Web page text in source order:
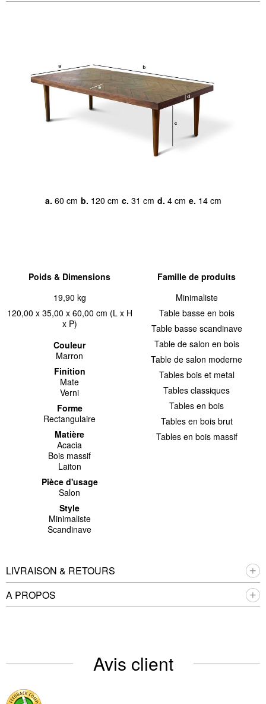
a. 60 cm b. 120 cm c. 31 cm d. 4 cm e. 14 cm
Poids & Dimensions
19,90 kg
120,00 x 35,00 x 60,00 cm (L x H
x P)
Couleur
Marron
Finition
Mate
Verni
Forme
Rectangulaire
Matière
Acacia
Bois massif
Laiton
Pièce d'usage
Salon
Style
Minimaliste
Scandinave
Famille de produits
Minimaliste
Table basse en bois
Table basse scandinave
Table de salon en bois
Table de salon moderne
Tables bois et metal
Tables classiques
Tables en bois
Tables en bois brut
Tables en bois massif
LIVRAISON & RETOURS
A PROPOS
Avis client